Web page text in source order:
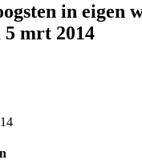
in eigen
mrt 2014